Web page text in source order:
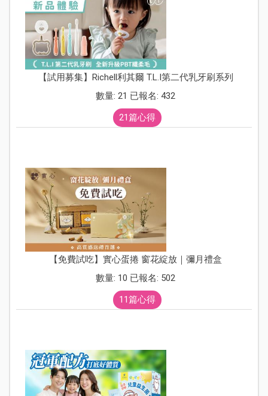
【試用募集】Richell利其爾 T.L.I第二代乳牙刷系列
數量: 21 已報名: 432
21篇心得
【免費試吃】實心蛋捲 窗花綻放｜彌月禮盒
數量: 10 已報名: 502
11篇心得